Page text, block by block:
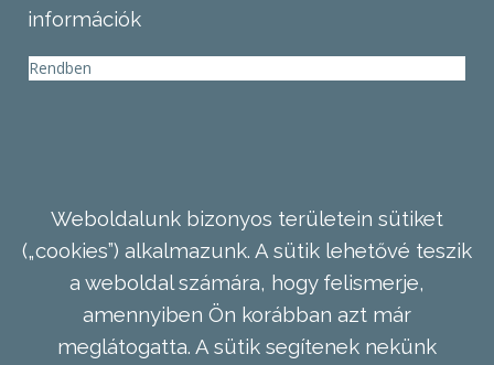
információk
Rendben
Weboldalunk bizonyos területein sütiket
(„cookies”) alkalmazunk. A sütik lehetővé teszik
a weboldal számára, hogy felismerje,
amennyiben Ön korábban azt már
meglátogatta. A sütik segítenek nekünk